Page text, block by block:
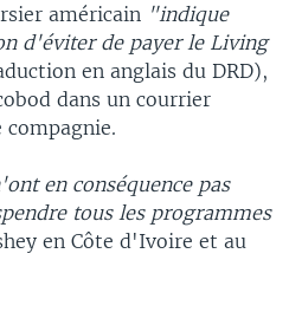
américain "indique
d'éviter de payer le Living
en anglais du DRD),
dans un courrier
compagnie.
en conséquence pas
tous les programmes
en Côte d'Ivoire et au